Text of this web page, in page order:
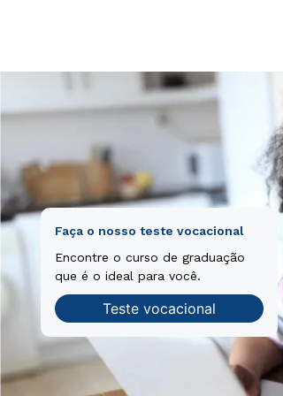
Faça o nosso teste vocacional
Encontre o curso de graduação
que é o ideal para você.
Teste vocacional